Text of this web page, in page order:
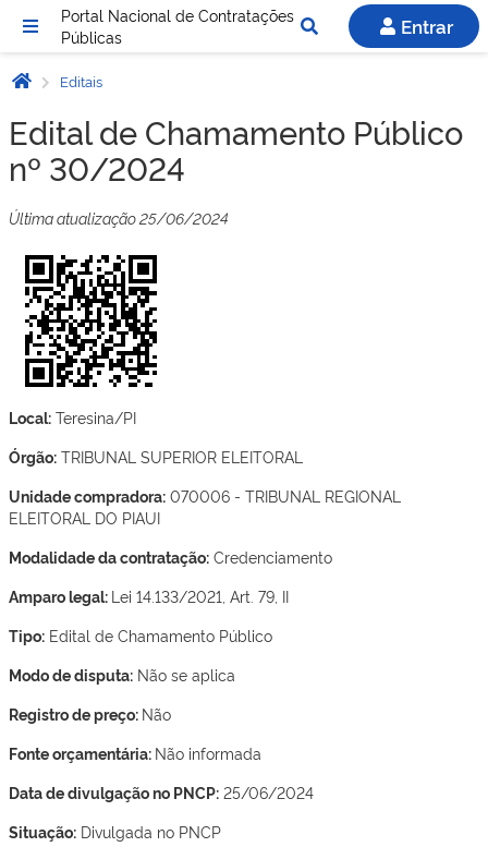
Portal Nacional de Contratações
Públicas
Entrar
Editais
Edital de Chamamento Público
nº 30/2024
Última atualização 25/06/2024
Local: Teresina/PI
Órgão: TRIBUNAL SUPERIOR ELEITORAL
Unidade compradora: 070006 - TRIBUNAL REGIONAL
ELEITORAL DO PIAUI
Modalidade da contratação: Credenciamento
Amparo legal: Lei 14.133/2021, Art. 79, II
Tipo: Edital de Chamamento Público
Modo de disputa: Não se aplica
Registro de preço: Não
Fonte orçamentária: Não informada
Data de divulgação no PNCP: 25/06/2024
Situação: Divulgada no PNCP